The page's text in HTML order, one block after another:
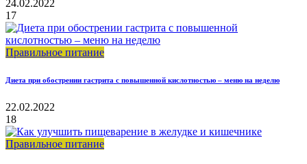
24.02.2022
17
Правильное питание
Диета при обострении гастрита с повышенной кислотностью – меню на неделю
22.02.2022
18
Правильное питание